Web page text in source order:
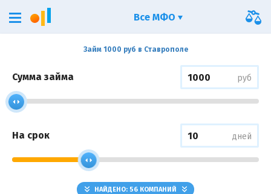
Займ 1000 руб в Ставрополе
Сумма займа руб
На срок дней
НАЙДЕНО: 56 КОМПАНИЙ
Все МФО